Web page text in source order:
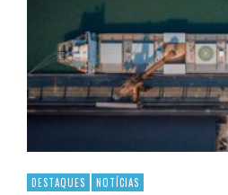
DESTAQUES NOTÍCIAS